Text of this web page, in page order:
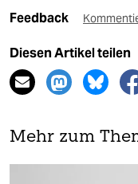
Feedback
Diesen Artikel teilen
Mehr zum